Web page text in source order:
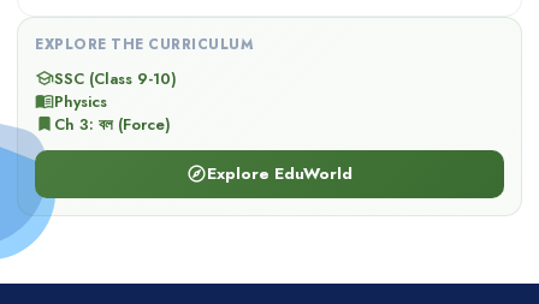
6000kg ভরের একটি ট্রাকের সাথে সংঘর্ষ ঘটে।
EXPLORE THE CURRICULUM
schoolSSC (Class 9-10)
menu_bookPhysics
bookmark Ch 3: বল (Force)
exploreExplore EduWorld